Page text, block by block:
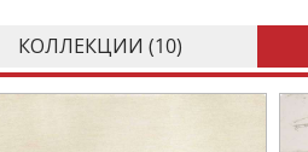
КОЛЛЕКЦИИ (10)